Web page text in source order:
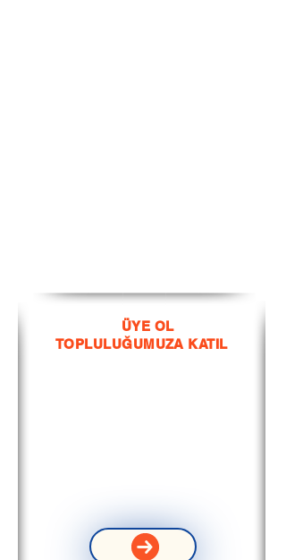
ÜYE OL
TOPLULUĞUMUZA KATIL